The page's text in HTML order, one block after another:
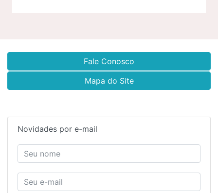
Fale Conosco
Mapa do Site
Novidades por e-mail